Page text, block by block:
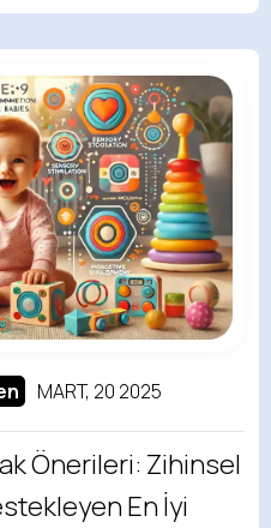
MART, 20 2025
Önerileri: Zihinsel
En İyi